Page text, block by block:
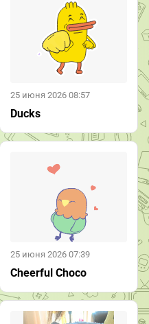
25 июня 2026 08:57
Ducks
25 июня 2026 07:39
Cheerful Choco